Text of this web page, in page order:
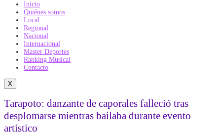
Inicio
Quiénes somos
Local
Regional
Nacional
Internacional
Master Deportes
Ranking Musical
Contacto
X
Tarapoto: danzante de caporales falleció tras
desplomarse mientras bailaba durante evento
artístico